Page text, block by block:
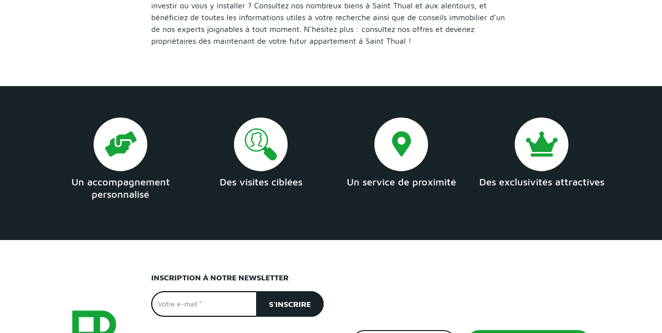
investir ou vous y installer ? Consultez nos nombreux biens à Saint Thual et aux alentours, et
bénéficiez de toutes les informations utiles à votre recherche ainsi que de conseils immobilier d’un
de nos experts joignables à tout moment. N’hésitez plus : consultez nos offres et devenez
propriétaires dès maintenant de votre futur appartement à Saint Thual !
Un accompagnement
personnalisé
Des visites ciblées Un service de proximité Des exclusivités attractives
INSCRIPTION À NOTRE NEWSLETTER